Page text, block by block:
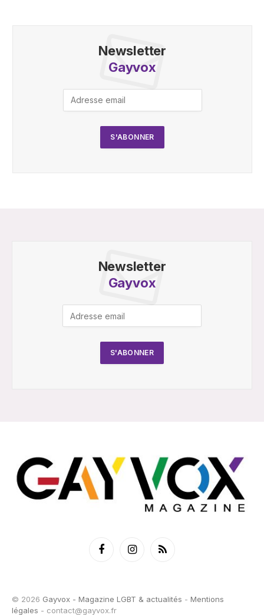
Newsletter
Gayvox
Newsletter
Gayvox
FacebookInstagramRSS
© 2026 Gayvox - Magazine LGBT & actualités - Mentions
légales - contact@gayvox.fr